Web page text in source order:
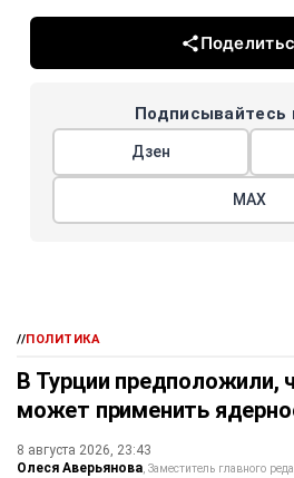
Подписывайтесь
Дзен
МАХ
//ПОЛИТИКА
В Турции предположили,
может применить
8 августа 2026, 23:43
Олеся Аверьянова Заместитель главного